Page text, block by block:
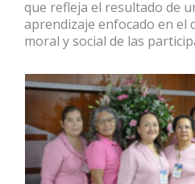
que refleja el resultado de
aprendizaje enfocado en el
moral y social de las